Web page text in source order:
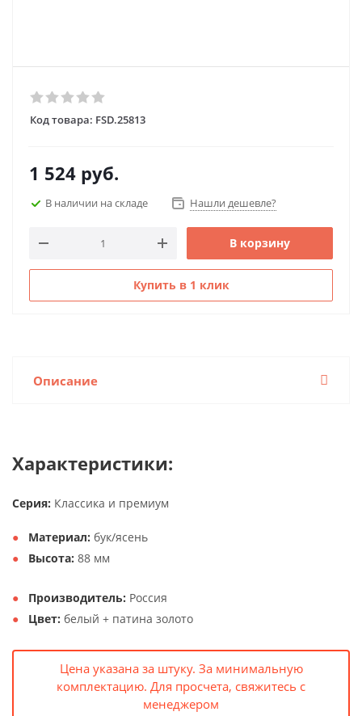
Код товара: FSD.25813
1 524 руб.
В наличии на складе Нашли дешевле?
В корзину
Купить в 1 клик
Описание
Характеристики:
Серия: Классика и премиум
Материал: бук/ясень
Высота: 88 мм
Производитель: Россия
Цвет: белый + патина золото
Цена указана за штуку. За минимальную
комплектацию. Для просчета, свяжитесь с
менеджером